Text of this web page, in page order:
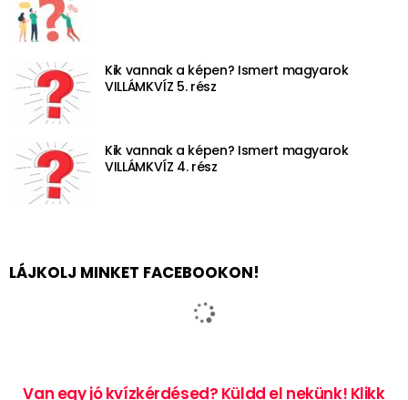
Kik vannak a képen? Ismert magyarok
VILLÁMKVÍZ 5. rész
Kik vannak a képen? Ismert magyarok
VILLÁMKVÍZ 4. rész
LÁJKOLJ MINKET FACEBOOKON!
Van egy jó kvízkérdésed? Küldd el nekünk! Klikk